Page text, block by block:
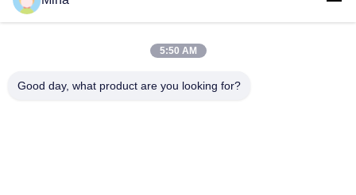
Médias de sablage
5:50 AM
Good day, what product are you looking for?